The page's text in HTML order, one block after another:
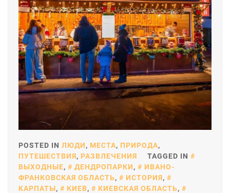
POSTED IN ЛЮДИ, МЕСТА, ПРИРОДА,
ПУТЕШЕСТВИЯ, РАЗВЛЕЧЕНИЯ
TAGGED IN
ВЫХОДНЫЕ, ДЕНДРОПАРКИ,
ИВАНО-
ФРАНКОВСКАЯ ОБЛАСТЬ, ИСТОРИЯ,
КАРПАТЫ, КИЕВ, КИЕВСКАЯ ОБЛАСТЬ,